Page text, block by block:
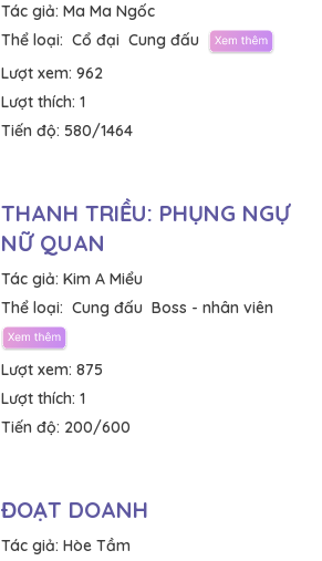
Tác giả: Ma Ma Ngốc
Thể loại: Cổ đại Cung đấu
Lượt xem: 962
Lượt thích: 1
Tiến độ: 580/1464
THANH TRIỀU: PHỤNG NGỰ
NỮ QUAN
Tác giả: Kim A Miểu
Thể loại: Cung đấu Boss - nhân viên
Lượt xem: 875
Lượt thích: 1
Tiến độ: 200/600
ĐOẠT DOANH
Tác giả: Hòe Tầm